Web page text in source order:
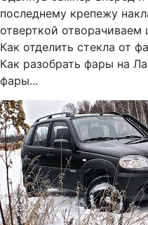
последнему крепежу
отверткой
Как отделить стекла от
Как разобрать фары на
фары...